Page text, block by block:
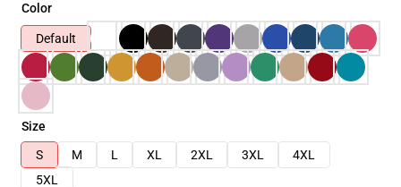
Color
Default
Size
S
M L XL 2XL 3XL
4XL
5XL